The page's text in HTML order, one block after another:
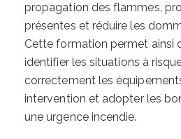
propagation des flammes,
présentes et réduire les
Cette formation permet ainsi
identifier les situations à
correctement les
intervention et adopter les
une urgence incendie.